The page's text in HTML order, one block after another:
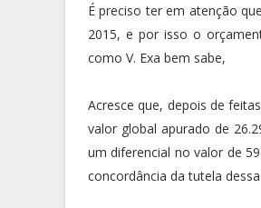
É preciso ter em atenção
2015, e por isso o
como V. Exa bem sabe,
Acresce que, depois de
valor global apurado de
um diferencial no valor de
concordância da tutela